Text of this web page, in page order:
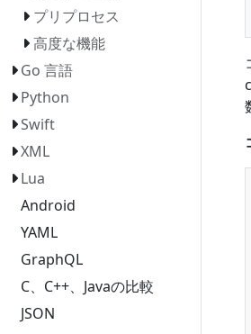
プリプロセス
高度な機能
Go 言語
Python
Swift
XML
Lua
Android
YAML
GraphQL
C、C++、Javaの比較
JSON